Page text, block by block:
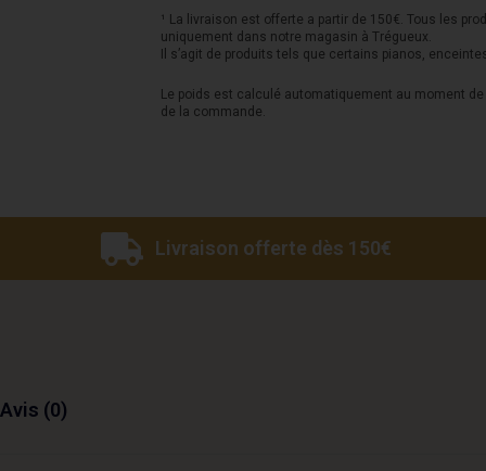
E
-
Stained
Dark
¹ La livraison est offerte a partir de 150€. Tous les
uniquement dans notre magasin à Trégueux.
Il s’agit de produits tels que certains pianos,
Le poids est calculé automatiquement au moment
de la commande.
Livraison offerte dès 150€
Avis (0)